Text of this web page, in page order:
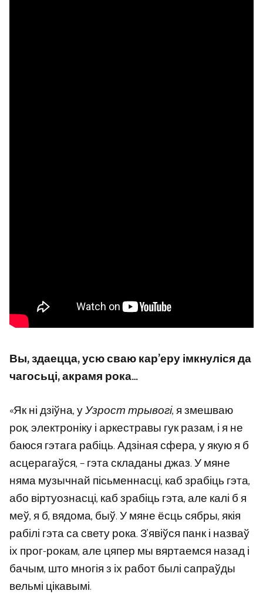
Вы, здаецца, усю сваю кар’еру імкнуліся да
чагосьці, акрамя рока…
«Як ні дзіўна, уУзрост трывогі, я змешваю
рок, электроніку і аркестравы гук разам, і я не
баюся гэтага рабіць. Адзіная сфера, у якую я б
асцерагаўся, – гэта складаны джаз. У мяне
няма музычнай пісьменнасці, каб зрабіць гэта,
або віртуознасці, каб зрабіць гэта, але калі б я
меў, я б, вядома, быў. У мяне ёсць сябры, якія
рабілі гэта са свету рока. З’явіўся панк і назваў
іх прог-рокам, але цяпер мы вяртаемся назад і
бачым, што многія з іх работ былі сапраўды
вельмі цікавымі.